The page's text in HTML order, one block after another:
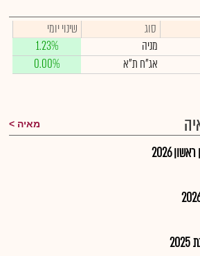
סוג
שינוי יומי
מניה
1.23%
אג"ח ת"א 0.00%
מאיה
2026